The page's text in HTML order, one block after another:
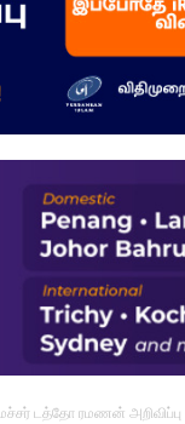
டத்தோ ரமணன் அறிவிப்பு